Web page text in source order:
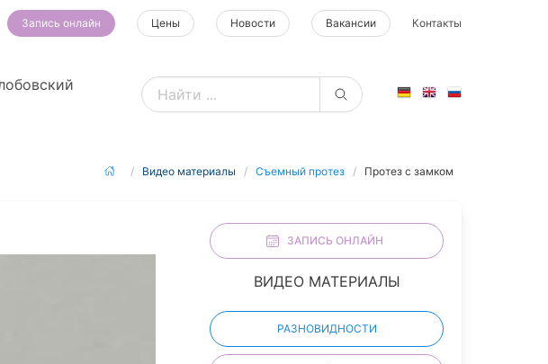
Запись онлайн Цены Новости Вакансии Контакты
Видео материалы Съемный протез Протез с замком
ЗАПИСЬ ОНЛАЙН
ВИДЕО МАТЕРИАЛЫ
РАЗНОВИДНОСТИ